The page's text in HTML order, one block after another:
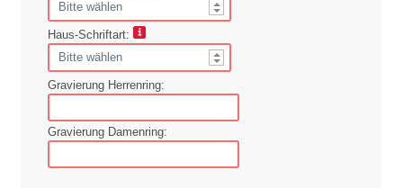
Haus-Schriftart:
Gravierung Herrenring:
Gravierung Damenring: